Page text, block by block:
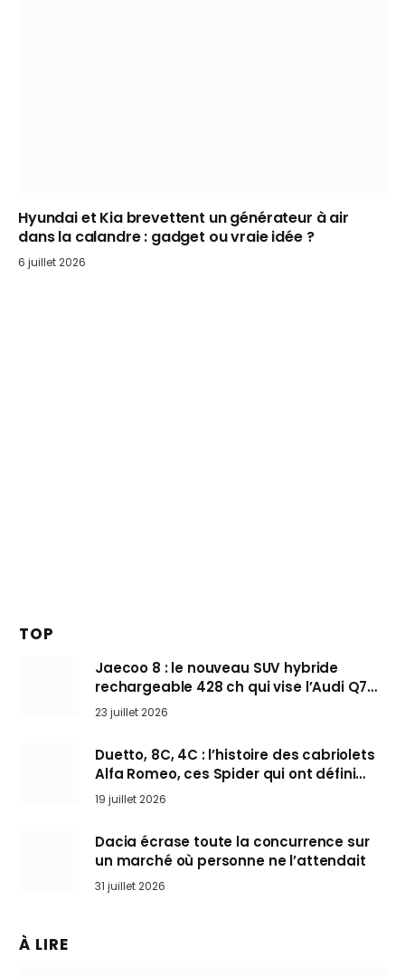
Hyundai et Kia brevettent un générateur à air
dans la calandre : gadget ou vraie idée ?
6 juillet 2026
TOP
Jaecoo 8 : le nouveau SUV hybride
rechargeable 428 ch qui vise l’Audi Q7
arrive en Europe cet automne
23 juillet 2026
Duetto, 8C, 4C : l’histoire des cabriolets
Alfa Romeo, ces Spider qui ont défini
l’art de rouler cheveux au vent
19 juillet 2026
Dacia écrase toute la concurrence sur
un marché où personne ne l’attendait
31 juillet 2026
À LIRE